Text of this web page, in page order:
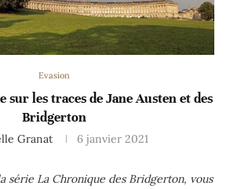
Evasion
sur les traces de Jane Austen et des
Bridgerton
Granat 6 janvier 2021
série La Chronique des Bridgerton, vous